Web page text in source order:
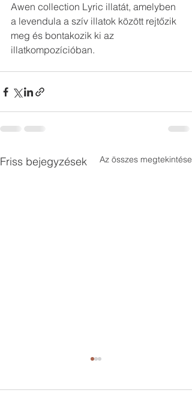
Awen collection Lyric illatát, amelyben
a levendula a szív illatok között rejtőzik
meg és bontakozik ki az
illatkompozícióban.
Friss bejegyzések Az összes megtekintése